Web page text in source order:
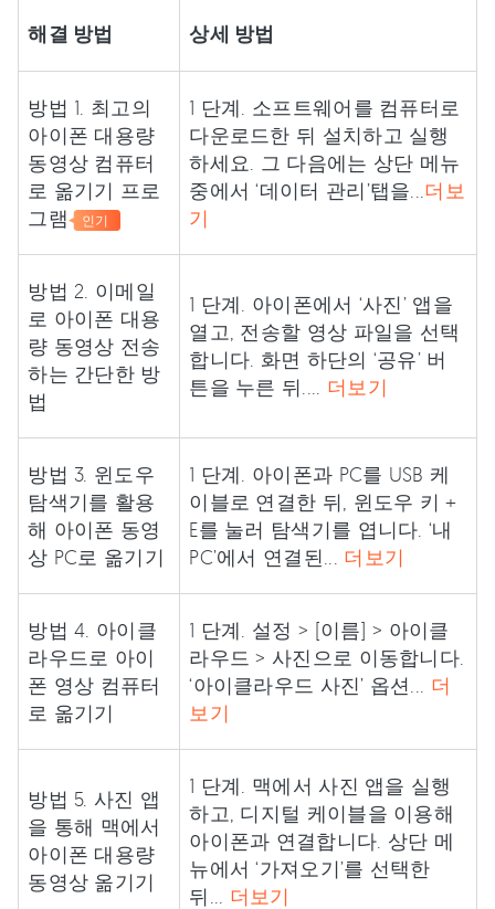
해결 방법 상세 방법
방법 1. 최고의
아이폰 대용량
동영상 컴퓨터
로 옮기기 프로
그램
인기
1 단계. 소프트웨어를 컴퓨터로
다운로드한 뒤 설치하고 실행
하세요. 그 다음에는 상단 메뉴
중에서 ‘데이터 관리’탭을... 더보
기
방법 2. 이메일
로 아이폰 대용
량 동영상 전송
하는 간단한 방
법
1 단계. 아이폰에서 ‘사진’ 앱을
열고, 전송할 영상 파일을 선택
합니다. 화면 하단의 ‘공유’ 버
튼을 누른 뒤.... 더보기
방법 3. 윈도우
탐색기를 활용
해 아이폰 동영
상 PC로 옮기기
1 단계. 아이폰과 PC를 USB 케
이블로 연결한 뒤, 윈도우 키 +
E를 눌러 탐색기를 엽니다. ‘내
PC’에서 연결된... 더보기
방법 4. 아이클
라우드로 아이
폰 영상 컴퓨터
로 옮기기
1 단계. 설정 > [이름] > 아이클
라우드 > 사진으로 이동합니다.
‘아이클라우드 사진’ 옵션... 더
보기
방법 5. 사진 앱
을 통해 맥에서
아이폰 대용량
동영상 옮기기
1 단계. 맥에서 사진 앱을 실행
하고, 디지털 케이블을 이용해
아이폰과 연결합니다. 상단 메
뉴에서 ‘가져오기’를 선택한
뒤... 더보기